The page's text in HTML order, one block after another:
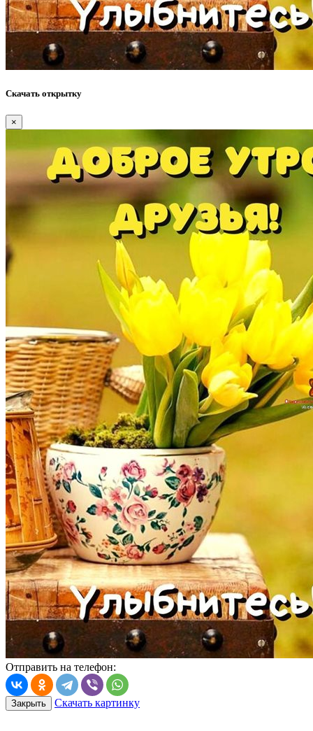
Скачать открытку
×
Отправить на телефон:
Закрыть Скачать картинку